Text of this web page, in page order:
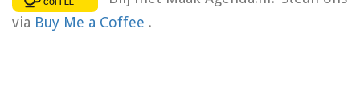
via Buy Me a Coffee .